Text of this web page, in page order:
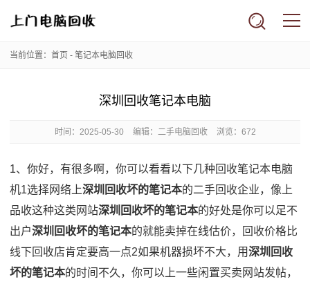
当前位置： 首页 - 笔记本电脑回收
深圳回收笔记本电脑
时间： 2025-05-30 编辑：二手电脑回收 浏览：672
1、你好，有很多啊，你可以看看以下几种回收笔记本电脑
机1选择网络上深圳回收坏的笔记本的二手回收企业，像上
品收这种这类网站深圳回收坏的笔记本的好处是你可以足不
出户深圳回收坏的笔记本的就能卖掉在线估价，回收价格比
线下回收店肯定要高一点2如果机器损坏不大，用深圳回收
坏的笔记本的时间不久，你可以上一些闲置买卖网站发帖，